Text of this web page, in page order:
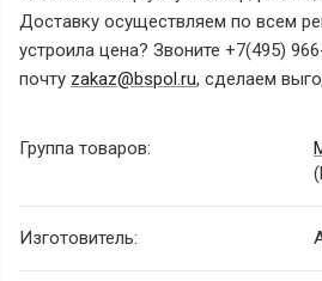
Доставку осуществляем по всем
устроила цена? Звоните +7(495)
почту zakaz@bspol.ru, сделаем
Группа товаров:
Изготовитель: